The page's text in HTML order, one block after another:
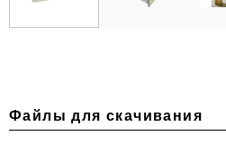
Файлы для скачивания